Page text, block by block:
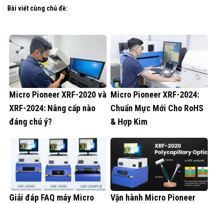
Bài viết cùng chủ đề:
Micro Pioneer XRF-2020 và
XRF-2024: Nâng cấp nào
đáng chú ý?
Micro Pioneer XRF-2024:
Chuẩn Mực Mới Cho RoHS
& Hợp Kim
Giải đáp FAQ máy Micro
Vận hành Micro Pioneer